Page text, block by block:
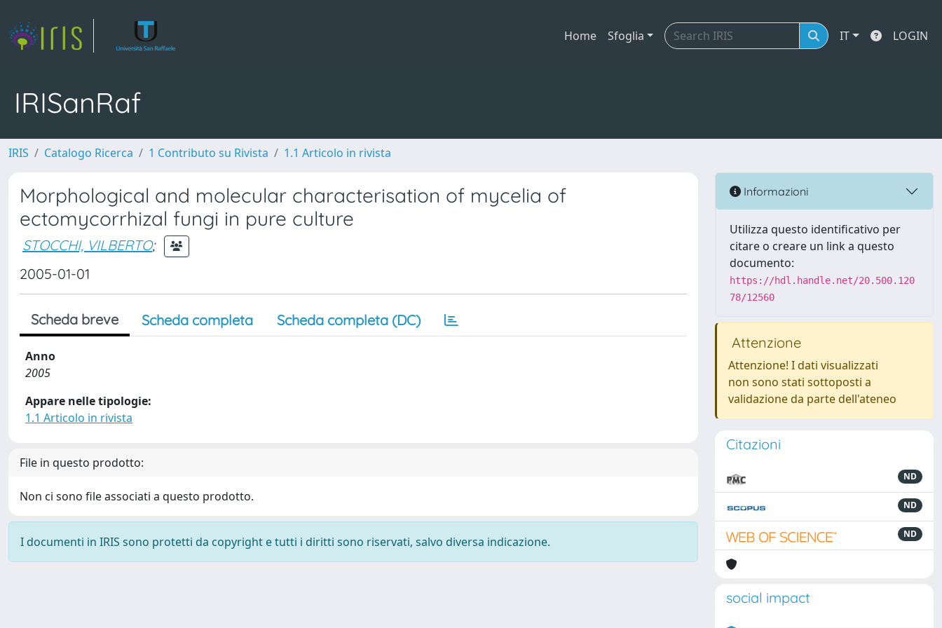
Home Sfoglia IT LOGIN
IRISanRaf
IRIS Catalogo Ricerca 1 Contributo su Rivista 1.1 Articolo in rivista
Morphological and molecular characterisation of mycelia of
ectomycorrhizal fungi in pure culture
STOCCHI, VILBERTO;
2005-01-01
Scheda breve Scheda completa Scheda completa (DC)
Anno
2005
Appare nelle tipologie:
1.1 Articolo in rivista
File in questo prodotto:
Non ci sono file associati a questo prodotto.
I documenti in IRIS sono protetti da copyright e tutti i diritti sono riservati, salvo diversa indicazione.
Informazioni
Utilizza questo identificativo per
citare o creare un link a questo
documento:
https://hdl.handle.net/20.500.120
78/12560
Attenzione
Attenzione! I dati visualizzati
non sono stati sottoposti a
validazione da parte dell'ateneo
Citazioni
ND
ND
ND
social impact